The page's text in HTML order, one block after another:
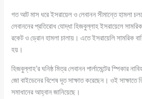
গত আট মাস ধরে ইসরায়েল ও লেবানন সীমান্তে হামলা
লেবাননের প্রতিরোধ যোদ্ধা হিজবুল্লাহ ইসরায়েলে
রকেট ও ড্রোন হামলা চালায়। এতে ইসরায়েলি সামরিক
হয়।
হিজবুল্লাহ’র ঘনিষ্ঠ মিত্র লেবানন পার্লামেন্টের স্পিকার
জো বাইডেনের বিশেষ দূত সাক্ষাত করেছেন। ওই
সমাধানের আহ্বান জানিয়েছে।